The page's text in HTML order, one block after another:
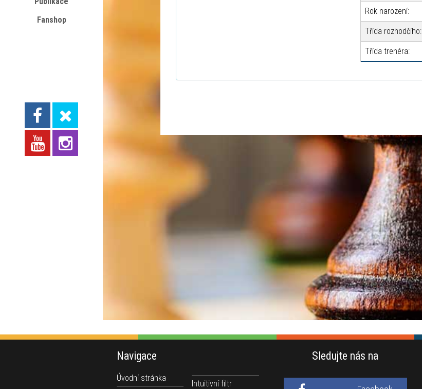
Rok narození:
Třída rozhodčího:
Třída trenéra:
Fanshop
Navigace
Úvodní stránka
Intuitivní filtr
Sledujte nás na